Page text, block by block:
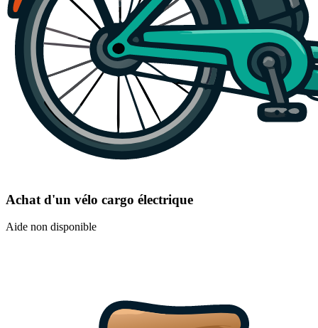
Achat d'un vélo cargo électrique
Aide non disponible